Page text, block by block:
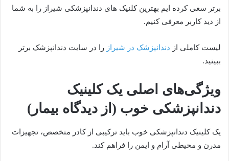
برتر سعی کرده ایم بهترین کلنیک های دندانپزشکی شیراز را به شما
از دید کاربر معرفی کنیم.
لیست کاملی از دندانپزشک در شیراز را در سایت دندانپزشک برتر
ببینید.
ویژگی‌های اصلی یک کلینیک
دندانپزشکی خوب (از دیدگاه بیمار)
یک کلینیک دندانپزشکی خوب باید ترکیبی از کادر متخصص، تجهیزات
مدرن و محیطی آرام و ایمن را فراهم کند.